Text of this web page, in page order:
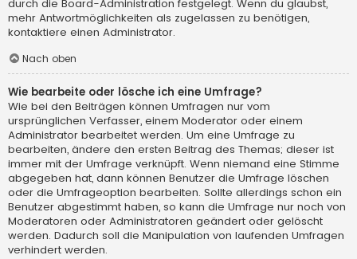
durch die Board-Administration festgelegt. Wenn du glaubst,
mehr Antwortmöglichkeiten als zugelassen zu benötigen,
kontaktiere einen Administrator.
Nach oben
Wie bearbeite oder lösche ich eine Umfrage?
Wie bei den Beiträgen können Umfragen nur vom
ursprünglichen Verfasser, einem Moderator oder einem
Administrator bearbeitet werden. Um eine Umfrage zu
bearbeiten, ändere den ersten Beitrag des Themas; dieser ist
immer mit der Umfrage verknüpft. Wenn niemand eine Stimme
abgegeben hat, dann können Benutzer die Umfrage löschen
oder die Umfrageoption bearbeiten. Sollte allerdings schon ein
Benutzer abgestimmt haben, so kann die Umfrage nur noch von
Moderatoren oder Administratoren geändert oder gelöscht
werden. Dadurch soll die Manipulation von laufenden Umfragen
verhindert werden.